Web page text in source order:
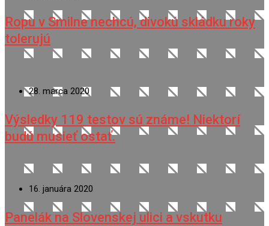
Ropu v Smilne nechcú, divokú skládku roky
tolerujú
28. marca 2020
Výsledky 119 testov sú známe! Niektorí
budú musieť ostať.
16. januára 2020
Panelák na Slovenskej ulici a vskutku